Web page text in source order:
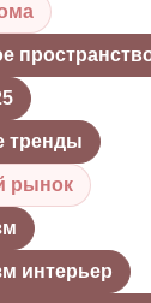
тренды
рынок
интерьер